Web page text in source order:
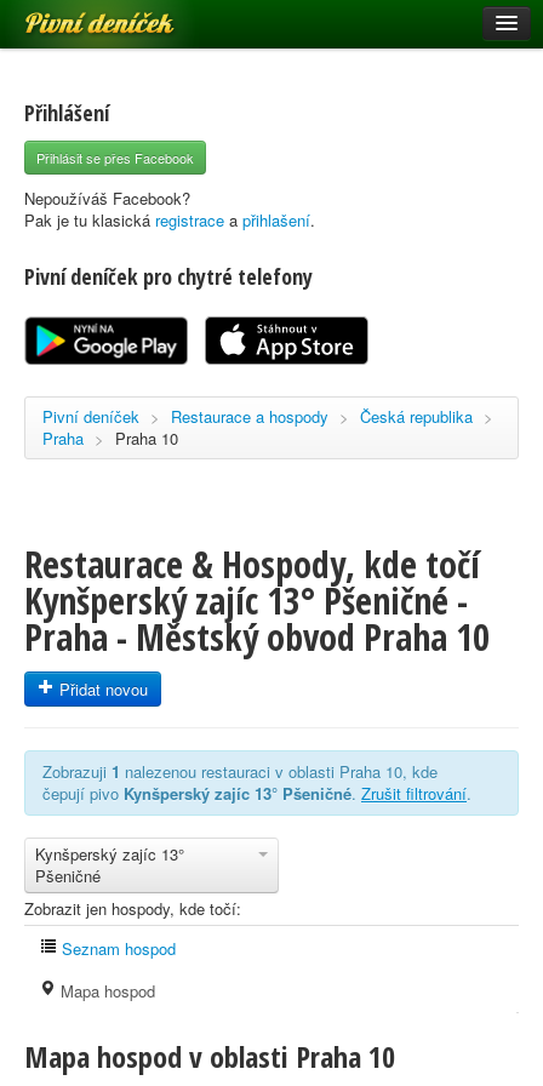
Pivní deníček
Pivní mapa
Pivní značky
Nápověda
Registrace
Přihlášení
Přihlásit se přes Facebook
Nepoužíváš Facebook?
Pak je tu klasická registrace a přihlašení.
Pivní deníček pro chytré telefony
Pivní deníček > Restaurace a hospody > Česká republika >
Praha > Praha 10
Restaurace & Hospody, kde točí
Kynšperský zajíc 13° Pšeničné -
Praha - Městský obvod Praha 10
Přidat novou
Zobrazuji 1 nalezenou restauraci v oblasti Praha 10, kde
čepují pivo Kynšperský zajíc 13° Pšeničné. Zrušit filtrování.
Kynšperský zajíc 13°
Pšeničné
Zobrazit jen hospody, kde točí:
Seznam hospod
Mapa hospod
Mapa hospod v oblasti Praha 10